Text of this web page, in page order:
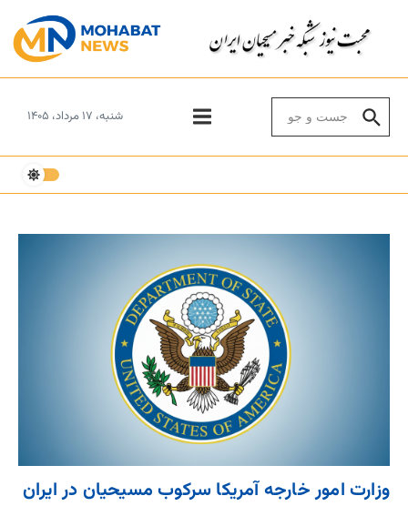
شنبه، ۱۷ مرداد، ۱۴۰۵
وزارت امور خارجه آمریکا سرکوب مسیحیان در ایران